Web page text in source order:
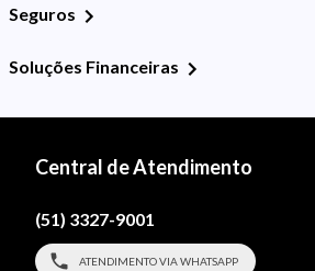
Seguros
Soluções Financeiras
Central de Atendimento
(51) 3327-9001
ATENDIMENTO VIA WHATSAPP